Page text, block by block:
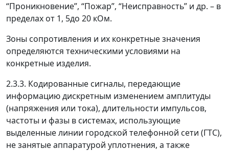
“Проникновение”, “Пожар”, “Неисправность” и др. – в
пределах от 1, 5до 20 кОм.
Зоны сопротивления и их конкретные значения
определяются техническими условиями на
конкретные изделия.
2.3.3. Кодированные сигналы, передающие
информацию дискретным изменением амплитуды
(напряжения или тока), длительности импульсов,
частоты и фазы в системах, использующие
выделенные линии городской телефонной сети (ГТС),
не занятые аппаратурой уплотнения, а также